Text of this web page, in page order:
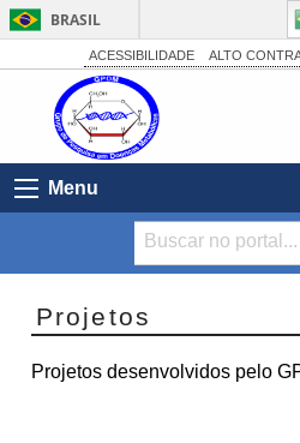
BRASIL
ACESSIBILIDADE ALTO
Menu
Projetos
Projetos desenvolvidos pelo